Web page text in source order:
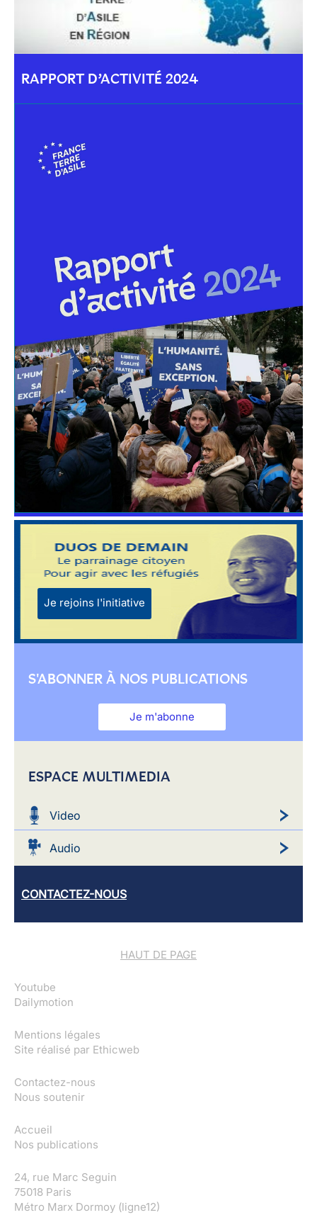
RAPPORT D’ACTIVITÉ 2024
Je rejoins l'initiative
S'ABONNER À NOS PUBLICATIONS
Je m'abonne
ESPACE MULTIMEDIA
Video
Audio
CONTACTEZ-NOUS
HAUT DE PAGE
Youtube
Dailymotion
Mentions légales
Site réalisé par Ethicweb
Contactez-nous
Nous soutenir
Accueil
Nos publications
24, rue Marc Seguin
75018 Paris
Métro Marx Dormoy (ligne12)